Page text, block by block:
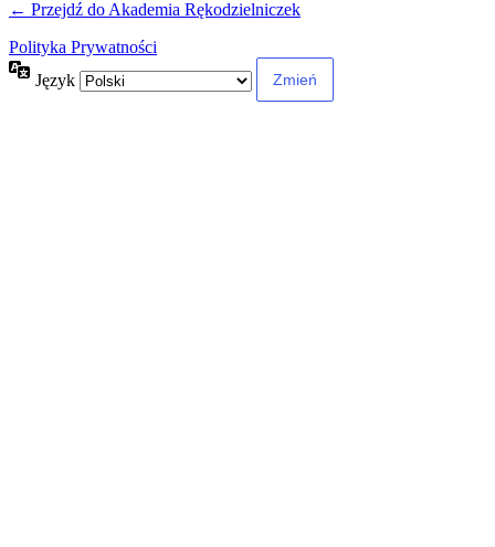
← Przejdź do Akademia Rękodzielniczek
Polityka Prywatności
Język